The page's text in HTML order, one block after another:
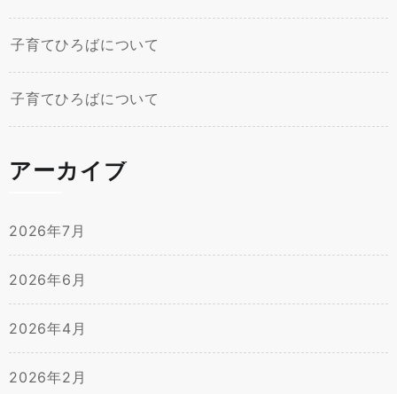
子育てひろばについて
子育てひろばについて
アーカイブ
2026年7月
2026年6月
2026年4月
2026年2月